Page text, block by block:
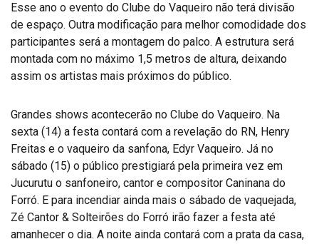
Esse ano o evento do Clube do Vaqueiro não terá divisão
de espaço. Outra modificação para melhor comodidade dos
participantes será a montagem do palco. A estrutura será
montada com no máximo 1,5 metros de altura, deixando
assim os artistas mais próximos do público.
Grandes shows acontecerão no Clube do Vaqueiro. Na
sexta (14) a festa contará com a revelação do RN, Henry
Freitas e o vaqueiro da sanfona, Edyr Vaqueiro. Já no
sábado (15) o público prestigiará pela primeira vez em
Jucurutu o sanfoneiro, cantor e compositor Caninana do
Forró. E para incendiar ainda mais o sábado de vaquejada,
Zé Cantor & Solteirões do Forró irão fazer a festa até
amanhecer o dia. A noite ainda contará com a prata da casa,